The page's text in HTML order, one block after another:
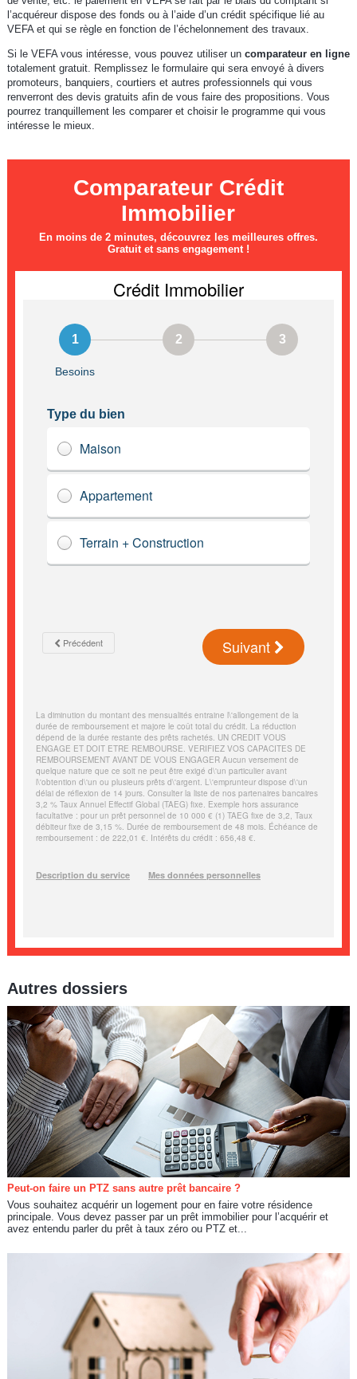
l’acquéreur dispose des fonds ou à l’aide d’un crédit spécifique lié au
VEFA et qui se règle en fonction de l’échelonnement des travaux.
Si le VEFA vous intéresse, vous pouvez utiliser un comparateur en ligne
totalement gratuit. Remplissez le formulaire qui sera envoyé à divers
promoteurs, banquiers, courtiers et autres professionnels qui vous
renverront des devis gratuits afin de vous faire des propositions. Vous
pourrez tranquillement les comparer et choisir le programme qui vous
intéresse le mieux.
Comparateur Crédit
Immobilier
En moins de 2 minutes, découvrez les meilleures offres.
Gratuit et sans engagement !
Autres dossiers
Peut-on faire un PTZ sans autre prêt bancaire ?
Vous souhaitez acquérir un logement pour en faire votre résidence
principale. Vous devez passer par un prêt immobilier pour l’acquérir et
avez entendu parler du prêt à taux zéro ou PTZ et...